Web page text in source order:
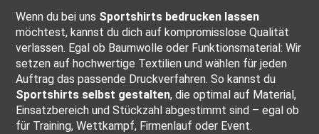
Wenn du bei uns Sportshirts bedrucken lassen
möchtest, kannst du dich auf kompromisslose Qualität
verlassen. Egal ob Baumwolle oder Funktionsmaterial: Wir
setzen auf hochwertige Textilien und wählen für jeden
Auftrag das passende Druckverfahren. So kannst du
Sportshirts selbst gestalten, die optimal auf Material,
Einsatzbereich und Stückzahl abgestimmt sind – egal ob
für Training, Wettkampf, Firmenlauf oder Event.